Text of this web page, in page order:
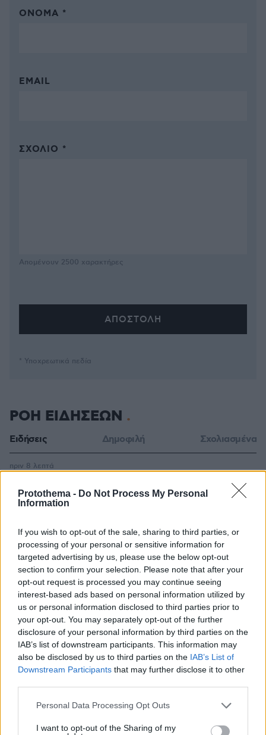
Protothema - Do Not Process My Personal
Information
If you wish to opt-out of the sale, sharing to third parties, or
processing of your personal or sensitive information for
targeted advertising by us, please use the below opt-out
section to confirm your selection. Please note that after your
opt-out request is processed you may continue seeing
interest-based ads based on personal information utilized by
us or personal information disclosed to third parties prior to
your opt-out. You may separately opt-out of the further
disclosure of your personal information by third parties on the
IAB’s list of downstream participants. This information may
also be disclosed by us to third parties on the IAB’s List of
Downstream Participants that may further disclose it to other
Please note that this website/app uses one or more Google
not limited to your visit or usage behaviour. You may click to
Personal Data Processing Opt Outs
I want to opt-out of the Sharing of my
ΌΝΟΜΑ *
EMAIL
ΣΧΌΛΙΟ *
Απομένουν 2500 χαρακτήρες
* Υποχρεωτικά πεδία
ΡΟΗ ΕΙΔΗΣΕΩΝ
Ειδήσεις Δημοφιλή Σχολιασμένα
σπα στο σπίτι
πριν 8 λεπτά
διαδικασία, η χρήση, η συντήρηση
πριν 8 λεπτά
Ελπίδα για τη Δημοκρατία: Νέα αποχώρηση με αιχμές
για «απολυταρχικά προσωποπαγές διευθυντήριο
Καρυστιανού - Γρατσία»
πριν 11 λεπτά
Πώς ο Μέγας Αλέξανδρος συνέτριψε τους Ιλλυριούς:
Οι μεγάλες νίκες του Έλληνα στρατηλάτη στα Βαλκάνια
πριν 14 λεπτά
Θάλασσα για δισεκατομμυριούχους: Πώς θα κινηθεί η
αγορά των υπερπολυτελών γιοτ έως το 2032
πριν 18 λεπτά
Σαλμονέλα: 6 τρόφιμα που χρειάζονται τη μεγαλύτερη
κίνδυνο